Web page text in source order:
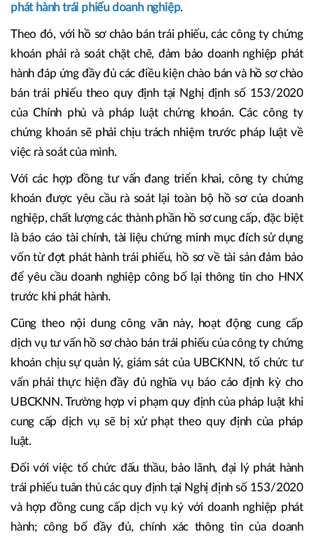
phát hành trái phiếu doanh nghiệp.
Theo đó, với hồ sơ chào bán trái phiếu, các công ty chứng
khoán phải rà soát chặt chẽ, đảm bảo doanh nghiệp phát
hành đáp ứng đầy đủ các điều kiện chào bán và hồ sơ chào
bán trái phiếu theo quy định tại Nghị định số 153/2020
của Chính phủ và pháp luật chứng khoán. Các công ty
chứng khoán sẽ phải chịu trách nhiệm trước pháp luật về
việc rà soát của mình.
Với các hợp đồng tư vấn đang triển khai, công ty chứng
khoán được yêu cầu rà soát lại toàn bộ hồ sơ của doanh
nghiệp, chất lượng các thành phần hồ sơ cung cấp, đặc biệt
là báo cáo tài chính, tài liệu chứng minh mục đích sử dụng
vốn từ đợt phát hành trái phiếu, hồ sơ về tài sản đảm bảo
để yêu cầu doanh nghiệp công bố lại thông tin cho HNX
trước khi phát hành.
Cũng theo nội dung công văn này, hoạt động cung cấp
dịch vụ tư vấn hồ sơ chào bán trái phiếu của công ty chứng
khoán chịu sự quản lý, giám sát của UBCKNN, tổ chức tư
vấn phải thực hiện đầy đủ nghĩa vụ báo cáo định kỳ cho
UBCKNN. Trường hợp vi phạm quy định của pháp luật khi
cung cấp dịch vụ sẽ bị xử phạt theo quy định của pháp
luật.
Đối với việc tổ chức đấu thầu, bảo lãnh, đại lý phát hành
trái phiếu tuân thủ các quy định tại Nghị định số 153/2020
và hợp đồng cung cấp dịch vụ ký với doanh nghiệp phát
hành; công bố đầy đủ, chính xác thông tin của doanh